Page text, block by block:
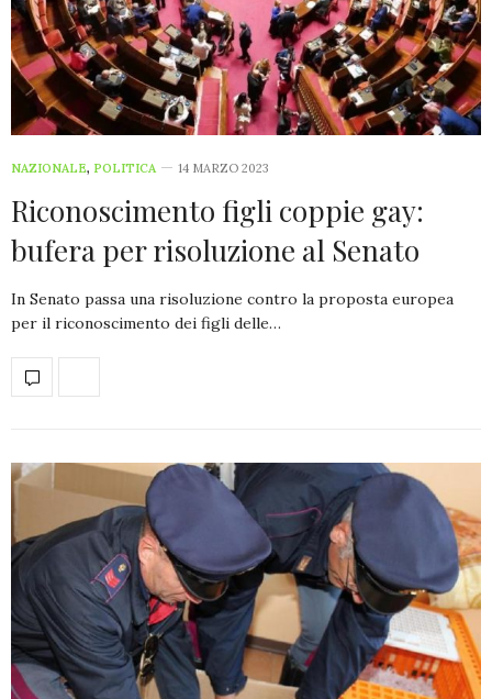
NAZIONALE, POLITICA 14 MARZO 2023
Riconoscimento figli coppie gay:
bufera per risoluzione al Senato
In Senato passa una risoluzione contro la proposta europea
per il riconoscimento dei figli delle…